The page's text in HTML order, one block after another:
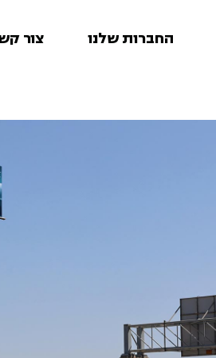
החברות שלנו צור